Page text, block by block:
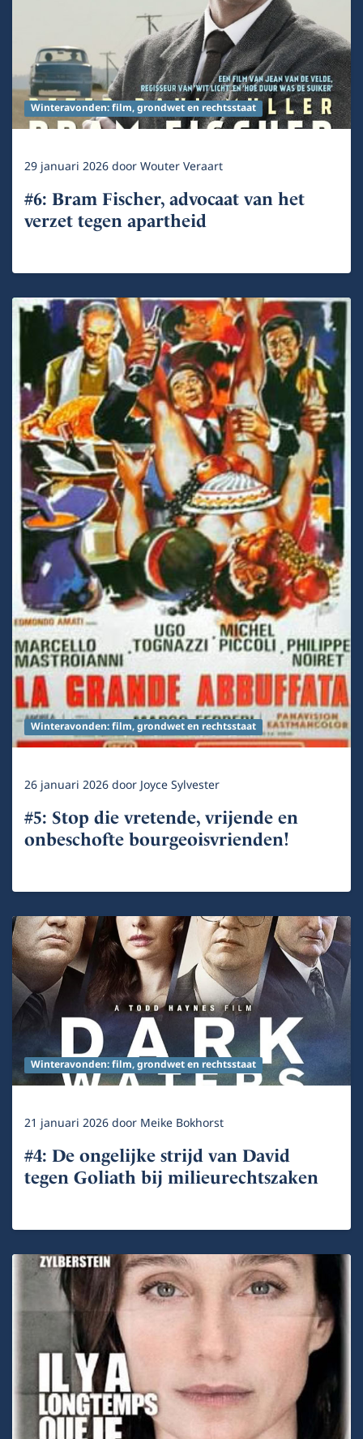
Winteravonden: film, grondwet en rechtsstaat
29 januari 2026doorWouter Veraart
#6: Bram Fischer, advocaat van het
verzet tegen apartheid
Winteravonden: film, grondwet en rechtsstaat
26 januari 2026doorJoyce Sylvester
#5: Stop die vretende, vrijende en
onbeschofte bourgeoisvrienden!
Winteravonden: film, grondwet en rechtsstaat
21 januari 2026door Meike Bokhorst
#4: De ongelijke strijd van David
tegen Goliath bij milieurechtszaken